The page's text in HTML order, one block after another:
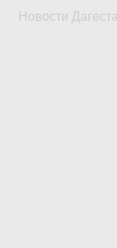
Новости